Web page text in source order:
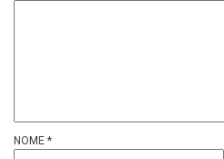
NOME *